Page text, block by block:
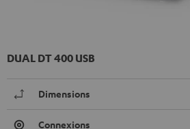
DUAL DT 400 USB
Dimensions
Connexions